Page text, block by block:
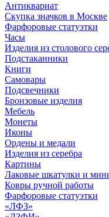
Антиквариат
Скупка значков в Москве
Фарфоровые статуэтки
Часы
Изделия из столового
Подстаканники
Книги
Самовары
Подсвечники
Бронзовые изделия
Мебель
Монеты
Иконы
Ордены и медали
Изделия из серебра
Картины
Лаковые шкатулки и
Ковры ручной работы
Фарфоровые статуэтки
«ЛФЗ»